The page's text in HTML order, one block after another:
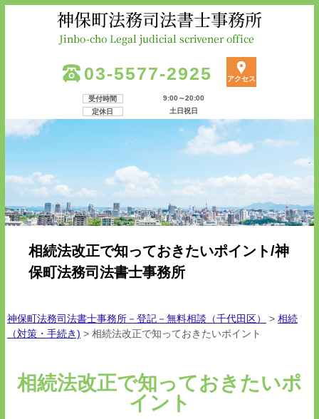
03-5577-2925 アクセス
受付時間
9:00～20:00
定休日
土日祝日
相続法改正で知っておきたいポイント/神
保町法務司法書士事務所
神保町法務司法書士事務所－登記－無料相談（千代田区） > 相続
（対策・手続き) > 相続法改正で知っておきたいポイント
相続法改正で知っておきたいポ
イント